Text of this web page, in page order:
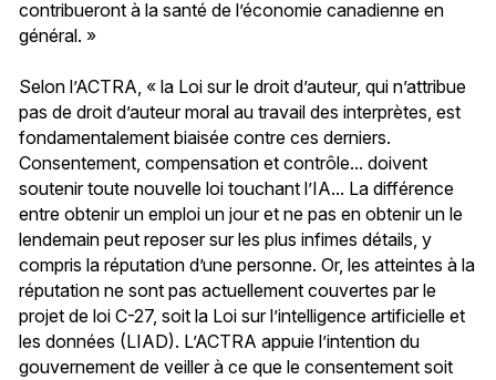
contribueront à la santé de l’économie canadienne en
général. »
Selon l’ACTRA, « la Loi sur le droit d’auteur, qui n’attribue
pas de droit d’auteur moral au travail des interprètes, est
fondamentalement biaisée contre ces derniers.
Consentement, compensation et contrôle... doivent
soutenir toute nouvelle loi touchant l’IA... La différence
entre obtenir un emploi un jour et ne pas en obtenir un le
lendemain peut reposer sur les plus infimes détails, y
compris la réputation d’une personne. Or, les atteintes à la
réputation ne sont pas actuellement couvertes par le
projet de loi C-27, soit la Loi sur l’intelligence artificielle et
les données (LIAD). L’ACTRA appuie l’intention du
gouvernement de veiller à ce que le consentement soit